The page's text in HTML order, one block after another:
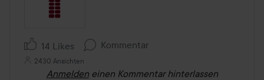
14 Likes Kommentar
2430 Ansichten
Anmelden einen Kommentar hinterlassen